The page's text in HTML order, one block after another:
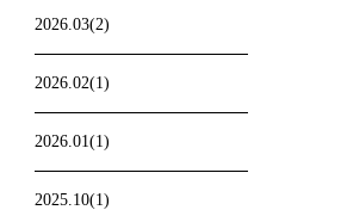
2026.03(2)
2026.02(1)
2026.01(1)
2025.10(1)